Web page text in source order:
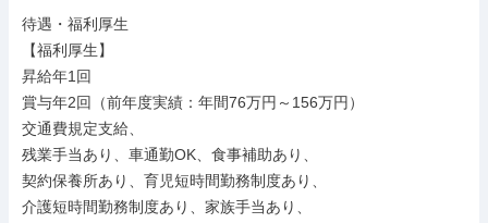
待遇・福利厚生
【福利厚生】
昇給年1回
賞与年2回（前年度実績：年間76万円～156万円）
交通費規定支給、
残業手当あり、車通勤OK、食事補助あり、
契約保養所あり、育児短時間勤務制度あり、
介護短時間勤務制度あり、家族手当あり、